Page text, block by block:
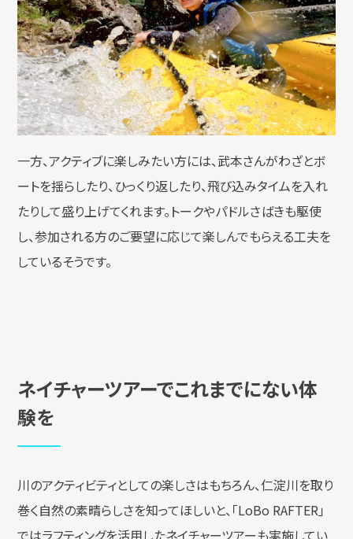
一方、アクティブに楽しみたい方には、武本さんがわざとボ
ートを揺らしたり、ひっくり返したり、飛び込みタイムを入れ
たりして盛り上げてくれます。トークやパドルさばきも駆使
し、参加される方のご要望に応じて楽しんでもらえる工夫を
しているそうです。
ネイチャーツアーでこれまでにない体
験を
川のアクティビティとしての楽しさはもちろん、仁淀川を取り
巻く自然の素晴らしさを知ってほしいと、「LoBo RAFTER」
ではラフティングを活用したネイチャーツアーも実施してい